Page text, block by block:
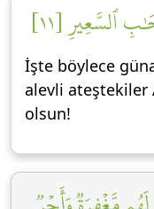
ٱلسَّعِيرِ [١١]
İşte böylece
alevli ateştekiler
olsun!